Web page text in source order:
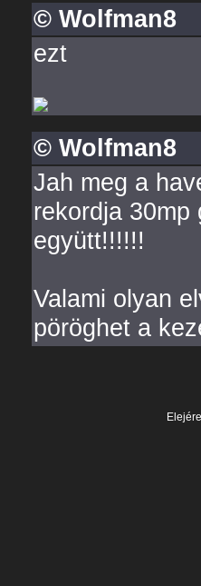
© Wolfman8
ezt
© Wolfman8
Jah meg a
rekordja
együtt!!!!!!
Valami olyan
pöröghet a
Elejére